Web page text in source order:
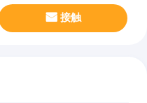
接触